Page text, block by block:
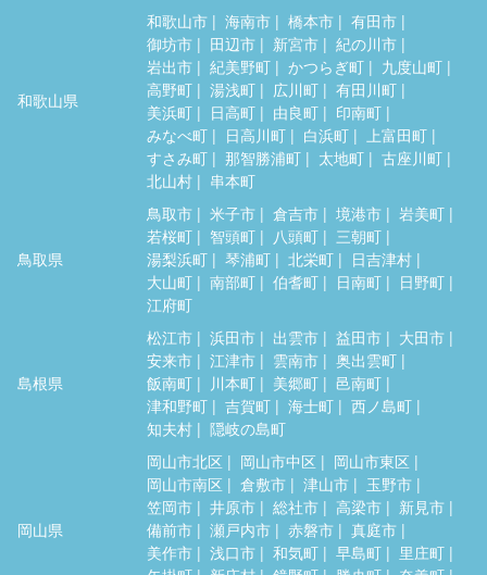
和歌山県
和歌山市 海南市 橋本市
有田市
御坊市
田辺市 新宮市
紀の川市
岩出市
紀美野町 かつらぎ町
九度山町
高野町
湯浅町 広川町
有田川町
美浜町
日高町 由良町
印南町
みなべ町
日高川町 白浜町
上富田町
すさみ町
那智勝浦町 太地町
古座川町
北山村
串本町
鳥取県
鳥取市 米子市 倉吉市 境港市
岩美町
若桜町
智頭町 八頭町
三朝町
湯梨浜町
琴浦町 北栄町
日吉津村
大山町
南部町 伯耆町 日南町
日野町
江府町
島根県
松江市 浜田市 出雲市 益田市
大田市
安来市
江津市 雲南市
奥出雲町
飯南町
川本町 美郷町
邑南町
津和野町
吉賀町 海士町
西ノ島町
知夫村
隠岐の島町
岡山県
岡山市北区 岡山市中区
岡山市東区
岡山市南区
倉敷市 津山市
玉野市
笠岡市
井原市 総社市 高梁市
新見市
備前市
瀬戸内市 赤磐市
真庭市
美作市
浅口市 和気町 早島町
里庄町